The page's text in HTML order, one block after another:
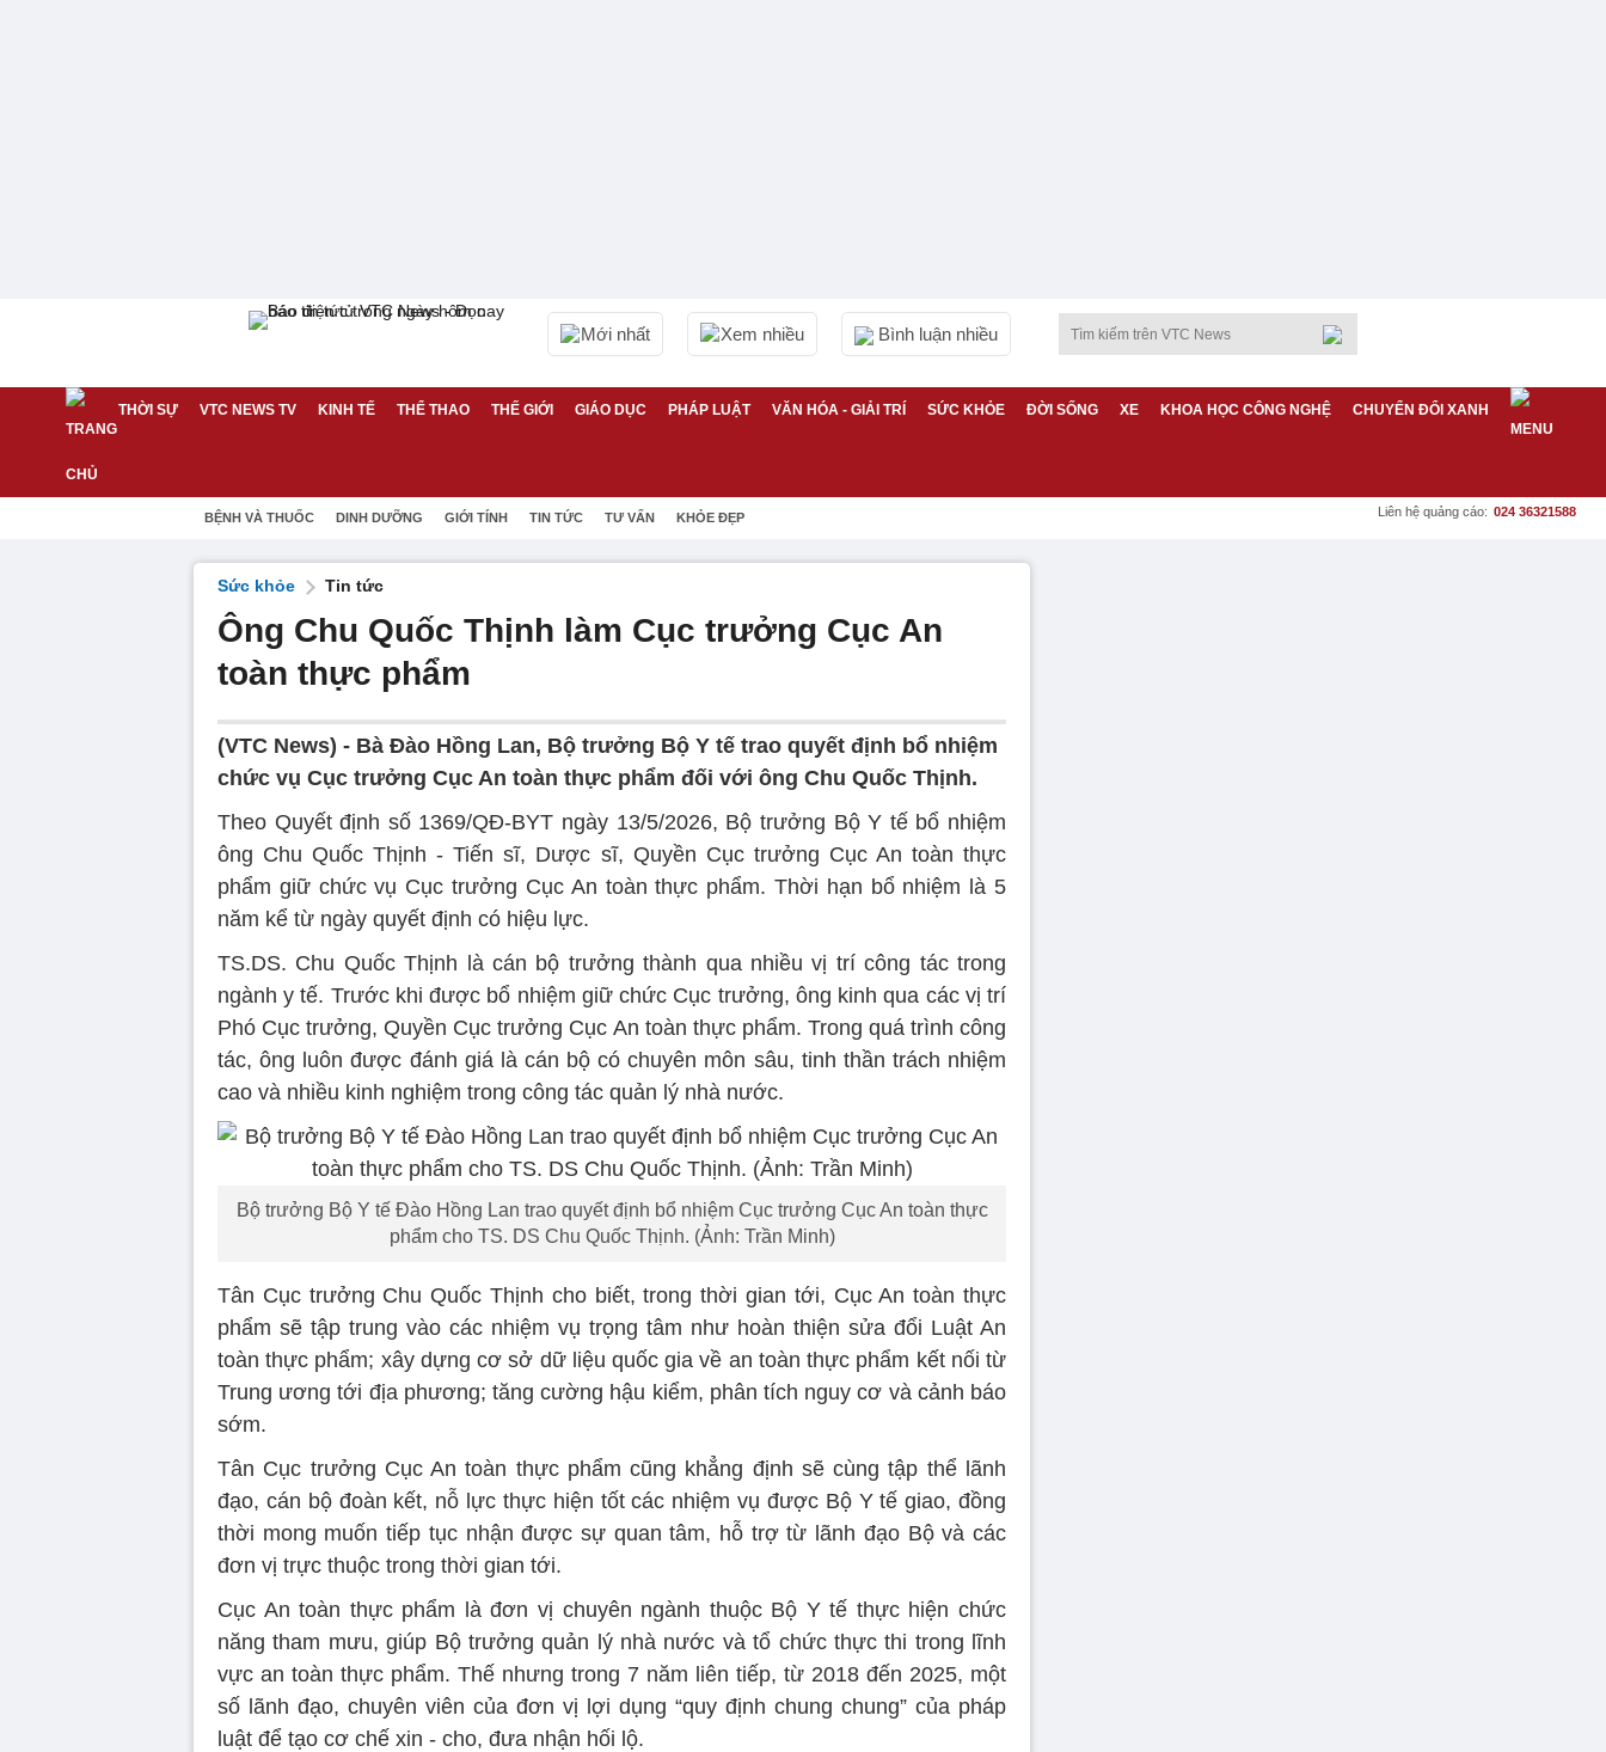
Mới nhất Xem nhiều Bình luận nhiều
THỜI SỰ VTC NEWS TV KINH TẾ THỂ THAO THẾ GIỚI GIÁO DỤC PHÁP LUẬT VĂN HÓA - GIẢI TRÍ SỨC KHỎE ĐỜI SỐNG XE KHOA HỌC CÔNG NGHỆ CHUYỂN ĐỔI XANH
BỆNH VÀ THUỐC DINH DƯỠNG GIỚI TÍNH TIN TỨC TƯ VẤN KHỎE ĐẸP Liên hệ quảng cáo: 024 36321588
Sức khỏe Tin tức
Ông Chu Quốc Thịnh làm Cục trưởng Cục An
toàn thực phẩm
(VTC News) - Bà Đào Hồng Lan, Bộ trưởng Bộ Y tế trao quyết định bổ nhiệm
chức vụ Cục trưởng Cục An toàn thực phẩm đối với ông Chu Quốc Thịnh.
Theo Quyết định số 1369/QĐ-BYT ngày 13/5/2026, Bộ trưởng Bộ Y tế bổ nhiệm
ông Chu Quốc Thịnh - Tiến sĩ, Dược sĩ, Quyền Cục trưởng Cục An toàn thực
phẩm giữ chức vụ Cục trưởng Cục An toàn thực phẩm. Thời hạn bổ nhiệm là 5
năm kể từ ngày quyết định có hiệu lực.
TS.DS. Chu Quốc Thịnh là cán bộ trưởng thành qua nhiều vị trí công tác trong
ngành y tế. Trước khi được bổ nhiệm giữ chức Cục trưởng, ông kinh qua các vị trí
Phó Cục trưởng, Quyền Cục trưởng Cục An toàn thực phẩm. Trong quá trình công
tác, ông luôn được đánh giá là cán bộ có chuyên môn sâu, tinh thần trách nhiệm
cao và nhiều kinh nghiệm trong công tác quản lý nhà nước.
Bộ trưởng Bộ Y tế Đào Hồng Lan trao quyết định bổ nhiệm Cục trưởng Cục An toàn thực
phẩm cho TS. DS Chu Quốc Thịnh. (Ảnh: Trần Minh)
Tân Cục trưởng Chu Quốc Thịnh cho biết, trong thời gian tới, Cục An toàn thực
phẩm sẽ tập trung vào các nhiệm vụ trọng tâm như hoàn thiện sửa đổi Luật An
toàn thực phẩm; xây dựng cơ sở dữ liệu quốc gia về an toàn thực phẩm kết nối từ
Trung ương tới địa phương; tăng cường hậu kiểm, phân tích nguy cơ và cảnh báo
sớm.
Tân Cục trưởng Cục An toàn thực phẩm cũng khẳng định sẽ cùng tập thể lãnh
đạo, cán bộ đoàn kết, nỗ lực thực hiện tốt các nhiệm vụ được Bộ Y tế giao, đồng
thời mong muốn tiếp tục nhận được sự quan tâm, hỗ trợ từ lãnh đạo Bộ và các
đơn vị trực thuộc trong thời gian tới.
Cục An toàn thực phẩm là đơn vị chuyên ngành thuộc Bộ Y tế thực hiện chức
năng tham mưu, giúp Bộ trưởng quản lý nhà nước và tổ chức thực thi trong lĩnh
vực an toàn thực phẩm. Thế nhưng trong 7 năm liên tiếp, từ 2018 đến 2025, một
số lãnh đạo, chuyên viên của đơn vị lợi dụng “quy định chung chung” của pháp
luật để tạo cơ chế xin - cho, đưa nhận hối lộ.